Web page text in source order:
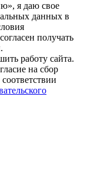
я даю свое
данных в
получать
работу сайта.
на сбор